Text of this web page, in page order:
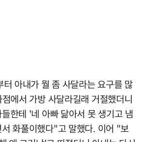
아내가 뭘 좀 사달라는 요구를 많
에서 가방 사달라길래 거절했더니
한테 '네 아빠 닮아서 못 생기고 냄
화풀이했다"고 말했다. 이어 "보